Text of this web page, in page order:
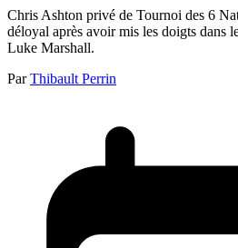
Chris Ashton privé de Tournoi des 6
déloyal après avoir mis les doigts dans
Luke Marshall.
Par Thibault Perrin